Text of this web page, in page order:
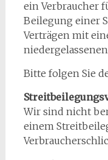
ein Verbraucher
Beilegung einer
Verträgen mit
Bitte folgen Sie
Wir sind nicht
einem